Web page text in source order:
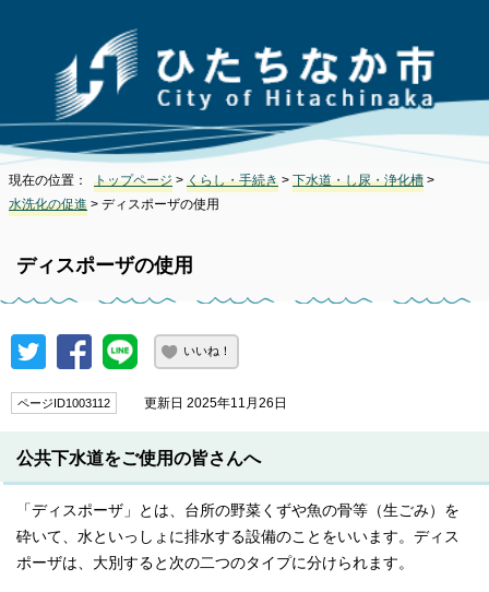
現在の位置： トップページ > くらし・手続き > 下水道・し尿・浄化槽 >
水洗化の促進 > ディスポーザの使用
ディスポーザの使用
いいね！
ページID1003112 更新日 2025年11月26日
公共下水道をご使用の皆さんへ
「ディスポーザ」とは、台所の野菜くずや魚の骨等（生ごみ）を
砕いて、水といっしょに排水する設備のことをいいます。ディス
ポーザは、大別すると次の二つのタイプに分けられます。